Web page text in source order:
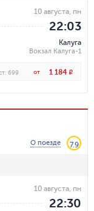
10 августа, пн
22:03
Калуга
Вокзал Калуга-1
: 699 от 1 184 R
О поезде 7.9
10 августа, пн
22:30